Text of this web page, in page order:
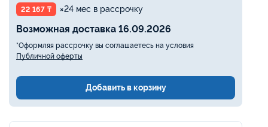
22 167 ₸ ×24 мес в рассрочку
Возможная доставка 16.09.2026
*Оформляя рассрочку вы соглашаетесь на условия
Публичной оферты
Добавить в корзину